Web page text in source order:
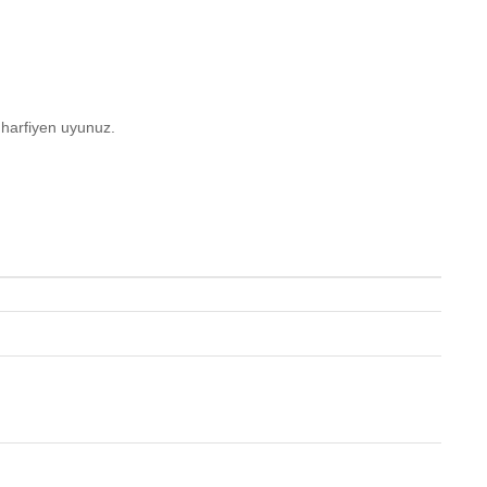
uyunuz.